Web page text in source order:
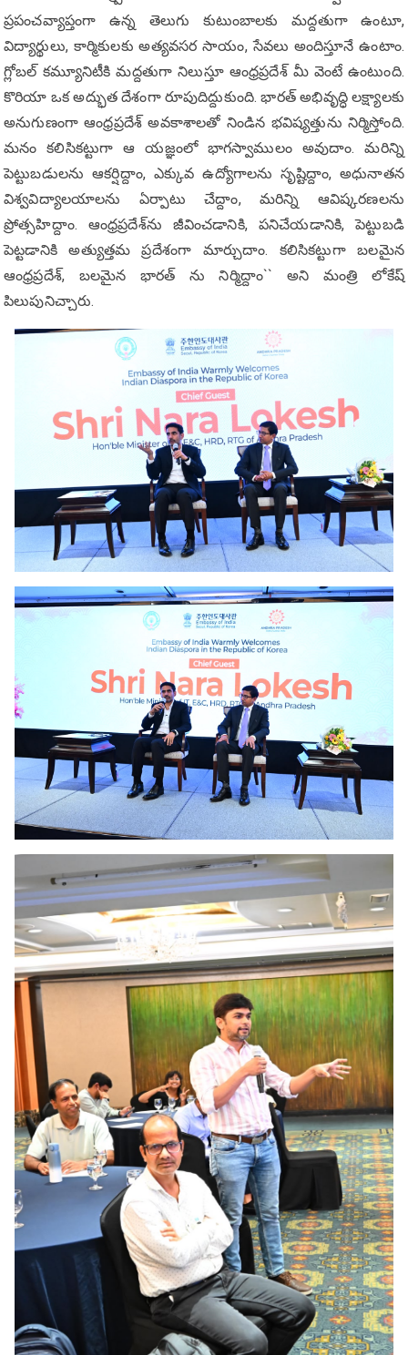
ప్రపంచవ్యాప్తంగా ఉన్న తెలుగు కుటుంబాలకు మద్దతుగా ఉంటూ,
విద్యార్థులు, కార్మికులకు అత్యవసర సాయం, సేవలు అందిస్తూనే ఉంటాం.
గ్లోబల్ కమ్యూనిటీకి మద్దతుగా నిలుస్తూ ఆంధ్రప్రదేశ్ మీ వెంటే ఉంటుంది.
కొరియా ఒక అద్భుత దేశంగా రూపుదిద్దుకుంది. భారత్ అభివృద్ధి లక్ష్యాలకు
అనుగుణంగా ఆంధ్రప్రదేశ్ అవకాశాలతో నిండిన భవిష్యత్తును నిర్మిస్తోంది.
మనం కలిసికట్టుగా ఆ యజ్ఞంలో భాగస్వాములం అవుదాం. మరిన్ని
పెట్టుబడులను ఆకర్షిద్దాం, ఎక్కువ ఉద్యోగాలను సృష్టిద్దాం, అధునాతన
విశ్వవిద్యాలయాలను ఏర్పాటు చేద్దాం, మరిన్ని ఆవిష్కరణలను
ప్రోత్సహిద్దాం. ఆంధ్రప్రదేశ్‌ను జీవించడానికి, పనిచేయడానికి, పెట్టుబడి
పెట్టడానికి అత్యుత్తమ ప్రదేశంగా మార్చుదాం. కలిసికట్టుగా బలమైన
ఆంధ్రప్రదేశ్‌, బలమైన భారత్‌ ను నిర్మిద్దాం`` అని మంత్రి లోకేష్
పిలుపునిచ్చారు.